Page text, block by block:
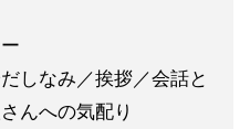
しなみ／挨拶／会話と
さんへの気配り